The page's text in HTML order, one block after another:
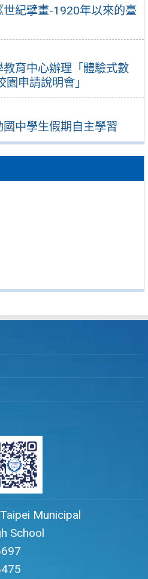
紀擘畫-1920年以來的臺
育中心辦理「體驗式數
申請說明會」
中學生假期自主學習
Taipei Municipal
School